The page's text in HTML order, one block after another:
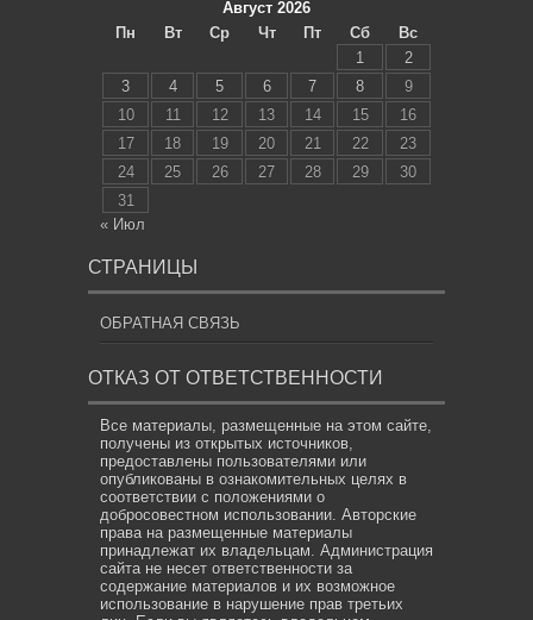
Август 2026
Пн
Вт Ср Чт Пт Сб
Вс
1
2
3
4 5 6 7 8
9
10
11 12 13 14 15
16
17
18 19 20 21 22
23
24
25 26 27 28 29
30
31
« Июл
СТРАНИЦЫ
ОБРАТНАЯ СВЯЗЬ
ОТКАЗ ОТ ОТВЕТСТВЕННОСТИ
Все материалы, размещенные на этом сайте,
получены из открытых источников,
предоставлены пользователями или
опубликованы в ознакомительных целях в
соответствии с положениями о
добросовестном использовании. Авторские
права на размещенные материалы
принадлежат их владельцам. Администрация
сайта не несет ответственности за
содержание материалов и их возможное
использование в нарушение прав третьих